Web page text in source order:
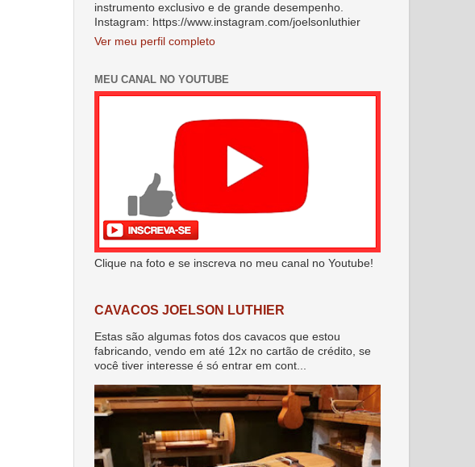
instrumento exclusivo e de grande desempenho.
Instagram: https://www.instagram.com/joelsonluthier
Ver meu perfil completo
MEU CANAL NO YOUTUBE
Clique na foto e se inscreva no meu canal no Youtube!
CAVACOS JOELSON LUTHIER
Estas são algumas fotos dos cavacos que estou
fabricando, vendo em até 12x no cartão de crédito, se
você tiver interesse é só entrar em cont...